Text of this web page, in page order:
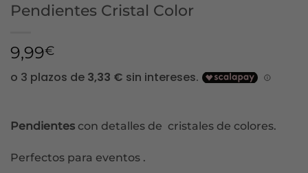
Pendientes Cristal Color
9,99€
Pendientes con detalles de cristales de colores.
Perfectos para eventos .